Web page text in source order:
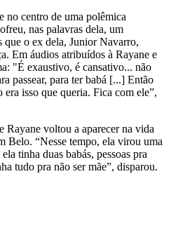
no centro de uma polêmica
nas palavras dela, um
que o ex dela, Junior Navarro,
Em áudios atribuídos à Rayane e
"É exaustivo, é cansativo... não
passear, para ter babá [...] Então
era isso que queria. Fica com ele”,
Rayane voltou a aparecer na vida
Belo. “Nesse tempo, ela virou uma
tinha duas babás, pessoas pra
tudo pra não ser mãe”, disparou.